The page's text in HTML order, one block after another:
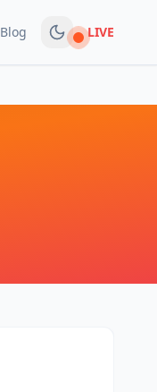
Blog Na żywo
LIVE